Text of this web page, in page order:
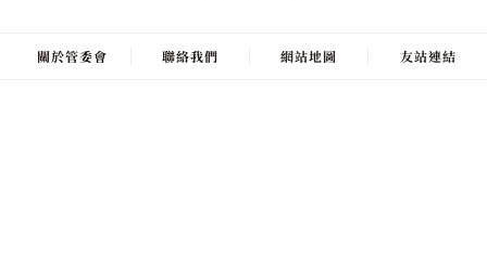
關於管委會 聯絡我們 網站地圖 友站連結